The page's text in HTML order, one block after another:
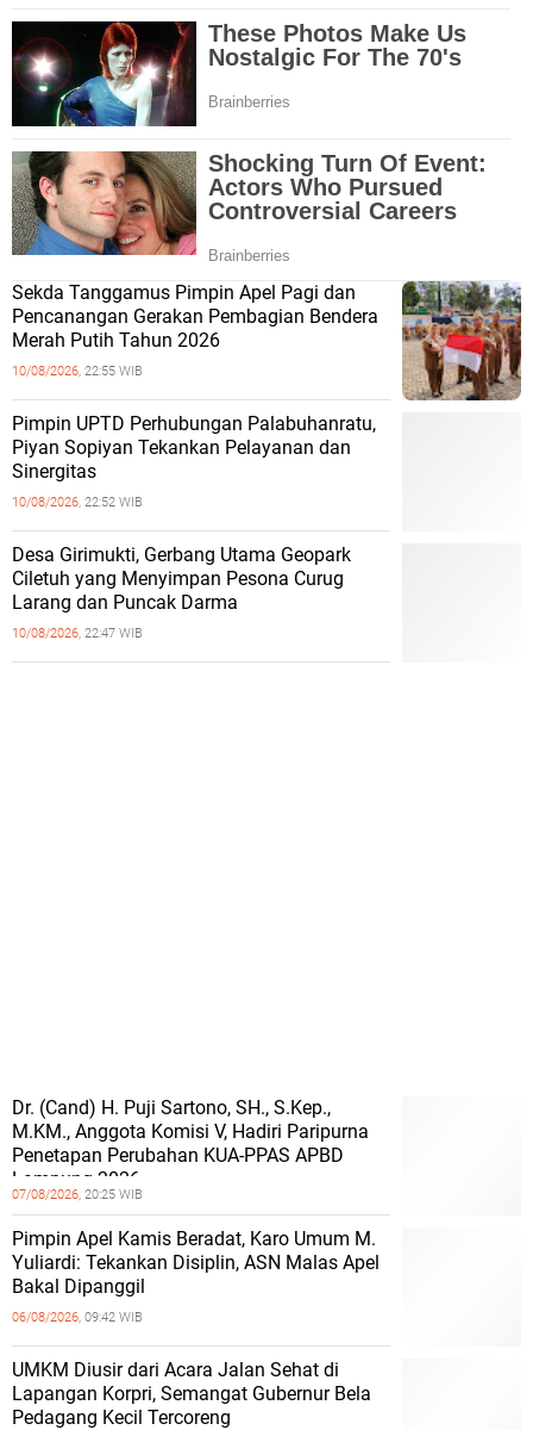
Sekda Tanggamus Pimpin Apel Pagi dan
Pencanangan Gerakan Pembagian Bendera
Merah Putih Tahun 2026
10/08/2026, 22:55 WIB
Pimpin UPTD Perhubungan Palabuhanratu,
Piyan Sopiyan Tekankan Pelayanan dan
Sinergitas
10/08/2026, 22:52 WIB
Desa Girimukti, Gerbang Utama Geopark
Ciletuh yang Menyimpan Pesona Curug
Larang dan Puncak Darma
10/08/2026, 22:47 WIB
Dr. (Cand) H. Puji Sartono, SH., S.Kep.,
M.KM., Anggota Komisi V, Hadiri Paripurna
Penetapan Perubahan KUA-PPAS APBD
Lampung 2026
07/08/2026, 20:25 WIB
Pimpin Apel Kamis Beradat, Karo Umum M.
Yuliardi: Tekankan Disiplin, ASN Malas Apel
Bakal Dipanggil
06/08/2026, 09:42 WIB
UMKM Diusir dari Acara Jalan Sehat di
Lapangan Korpri, Semangat Gubernur Bela
Pedagang Kecil Tercoreng